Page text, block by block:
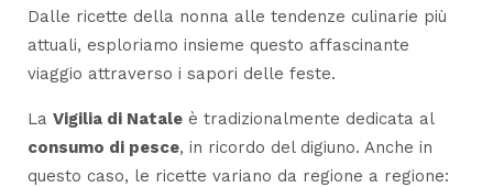
Dalle ricette della nonna alle tendenze culinarie più
attuali, esploriamo insieme questo affascinante
viaggio attraverso i sapori delle feste.
La Vigilia di Natale è tradizionalmente dedicata al
consumo di pesce, in ricordo del digiuno. Anche in
questo caso, le ricette variano da regione a regione: